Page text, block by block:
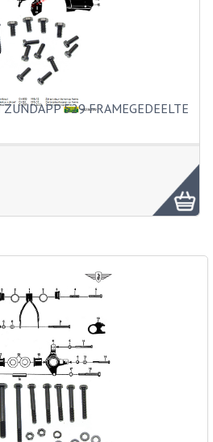
19"
BUITENBANDEN 21"
BEPLATING
OVERTREKKEN
SEAT ONDERDELEN
BUDDY SEATS
EN STANDAARDS
EN STICKERS
529 FRAMEGEDEELTE